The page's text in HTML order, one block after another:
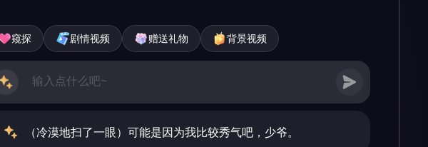
窥探 剧情视频 赠送礼物 背景视频
（冷漠地扫了一眼）可能是因为我比较秀气吧，少爷。